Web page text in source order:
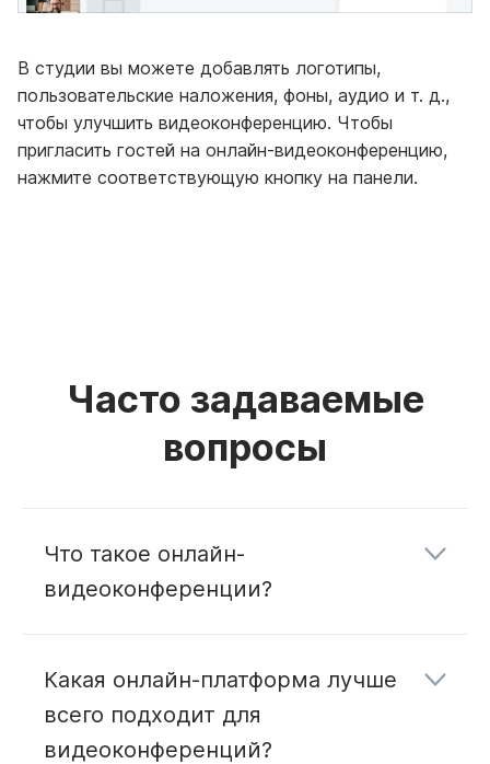
В студии вы можете добавлять логотипы,
пользовательские наложения, фоны, аудио и т. д.,
чтобы улучшить видеоконференцию. Чтобы
пригласить гостей на онлайн-видеоконференцию,
нажмите соответствующую кнопку на панели.
Часто задаваемые
вопросы
Что такое онлайн-
видеоконференции?
Какая онлайн-платформа лучше
всего подходит для
видеоконференций?